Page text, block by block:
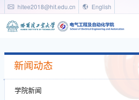
hitee2018@hit.edu.cn English
新闻动态
学院新闻